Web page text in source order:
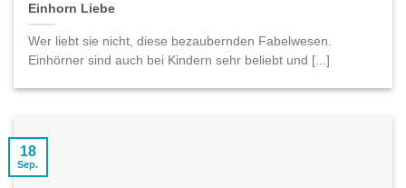
Einhorn Liebe
Wer liebt sie nicht, diese bezaubernden Fabelwesen.
Einhörner sind auch bei Kindern sehr beliebt und [...]
18
Sep.